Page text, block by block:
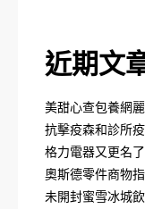
近期文
美甜心查包養網
抗擊疫森和診所
格力電器又更名
奧斯德零件商物
未開封蜜雪冰城